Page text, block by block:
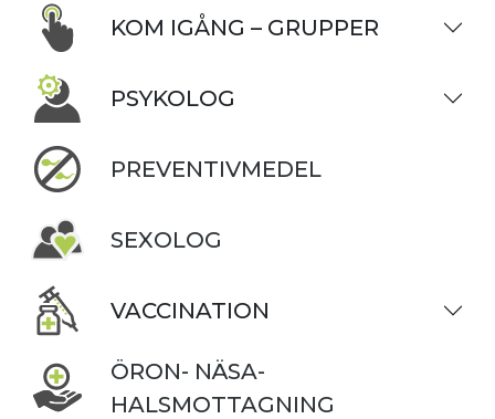
KOM IGÅNG – GRUPPER
PSYKOLOG
PREVENTIVMEDEL
SEXOLOG
VACCINATION
ÖRON- NÄSA-
HALSMOTTAGNING